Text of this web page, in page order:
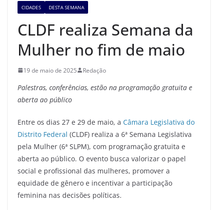
CIDADES DESTA SEMANA
CLDF realiza Semana da
Mulher no fim de maio
19 de maio de 2025 Redação
Palestras, conferências, estão na programação gratuita e
aberta ao público
Entre os dias 27 e 29 de maio, a Câmara Legislativa do
Distrito Federal (CLDF) realiza a 6ª Semana Legislativa
pela Mulher (6ª SLPM), com programação gratuita e
aberta ao público. O evento busca valorizar o papel
social e profissional das mulheres, promover a
equidade de gênero e incentivar a participação
feminina nas decisões políticas.